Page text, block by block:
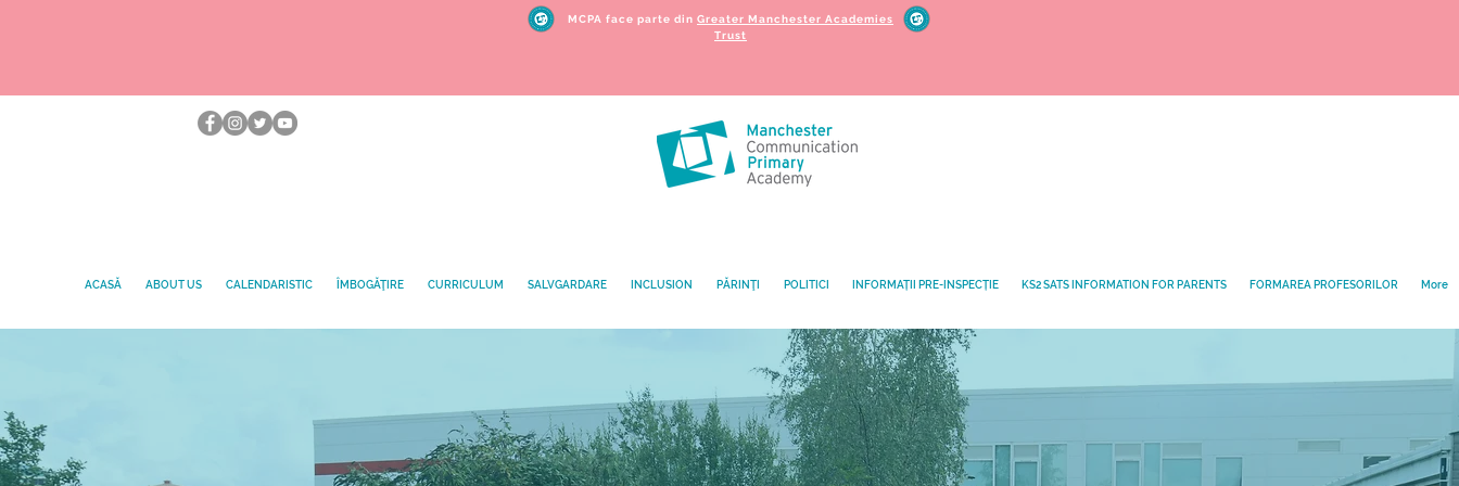
MCPA face parte din Greater Manchester Academies
Trust
ACASĂ ABOUT US CALENDARISTIC ÎMBOGĂŢIRE CURRICULUM SALVGARDARE INCLUSION PĂRINŢI POLITICI INFORMAȚII PRE-INSPECȚIE KS2 SATS INFORMATION FOR PARENTS FORMAREA PROFESORILOR More